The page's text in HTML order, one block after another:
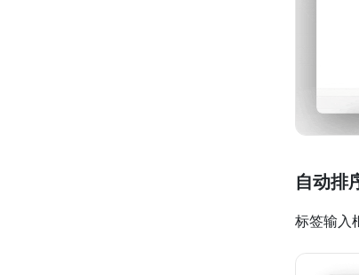
自动排
标签输入